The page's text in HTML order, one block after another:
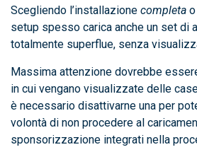
Scegliendo l’installazione completa o
setup spesso carica anche un set di
totalmente superflue, senza
Massima attenzione dovrebbe
in cui vengano visualizzate delle
è necessario disattivarne una per
volontà di non procedere al
sponsorizzazione integrati nella